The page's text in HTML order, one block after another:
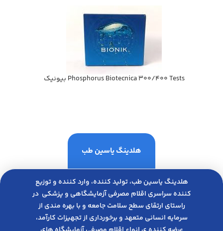
Phosphorus Biotecnica 300/400 Tests بيونيك
هلدینگ یاسین طب
هلدینگ یاسین طب، تولید کننده، وارد کننده و توزیع
کننده سراسری اقلام مصرفی آزمایشگاهی و پزشکی در
راﺳﺘﺎی ارﺗﻘﺎی ﺳﻄﺢ ﺳﻼﻣﺖ ﺟﺎﻣﻌﻪ و ﺑﺎ ﺑﻬﺮه ﻣﻨﺪی از
ﺳﺮﻣﺎﯾﻪ انسانی متعهد و ﺑﺮﺧﻮرداری از ﺗﺠﻬﯿﺰات ﮐﺎرآﻣﺪ،